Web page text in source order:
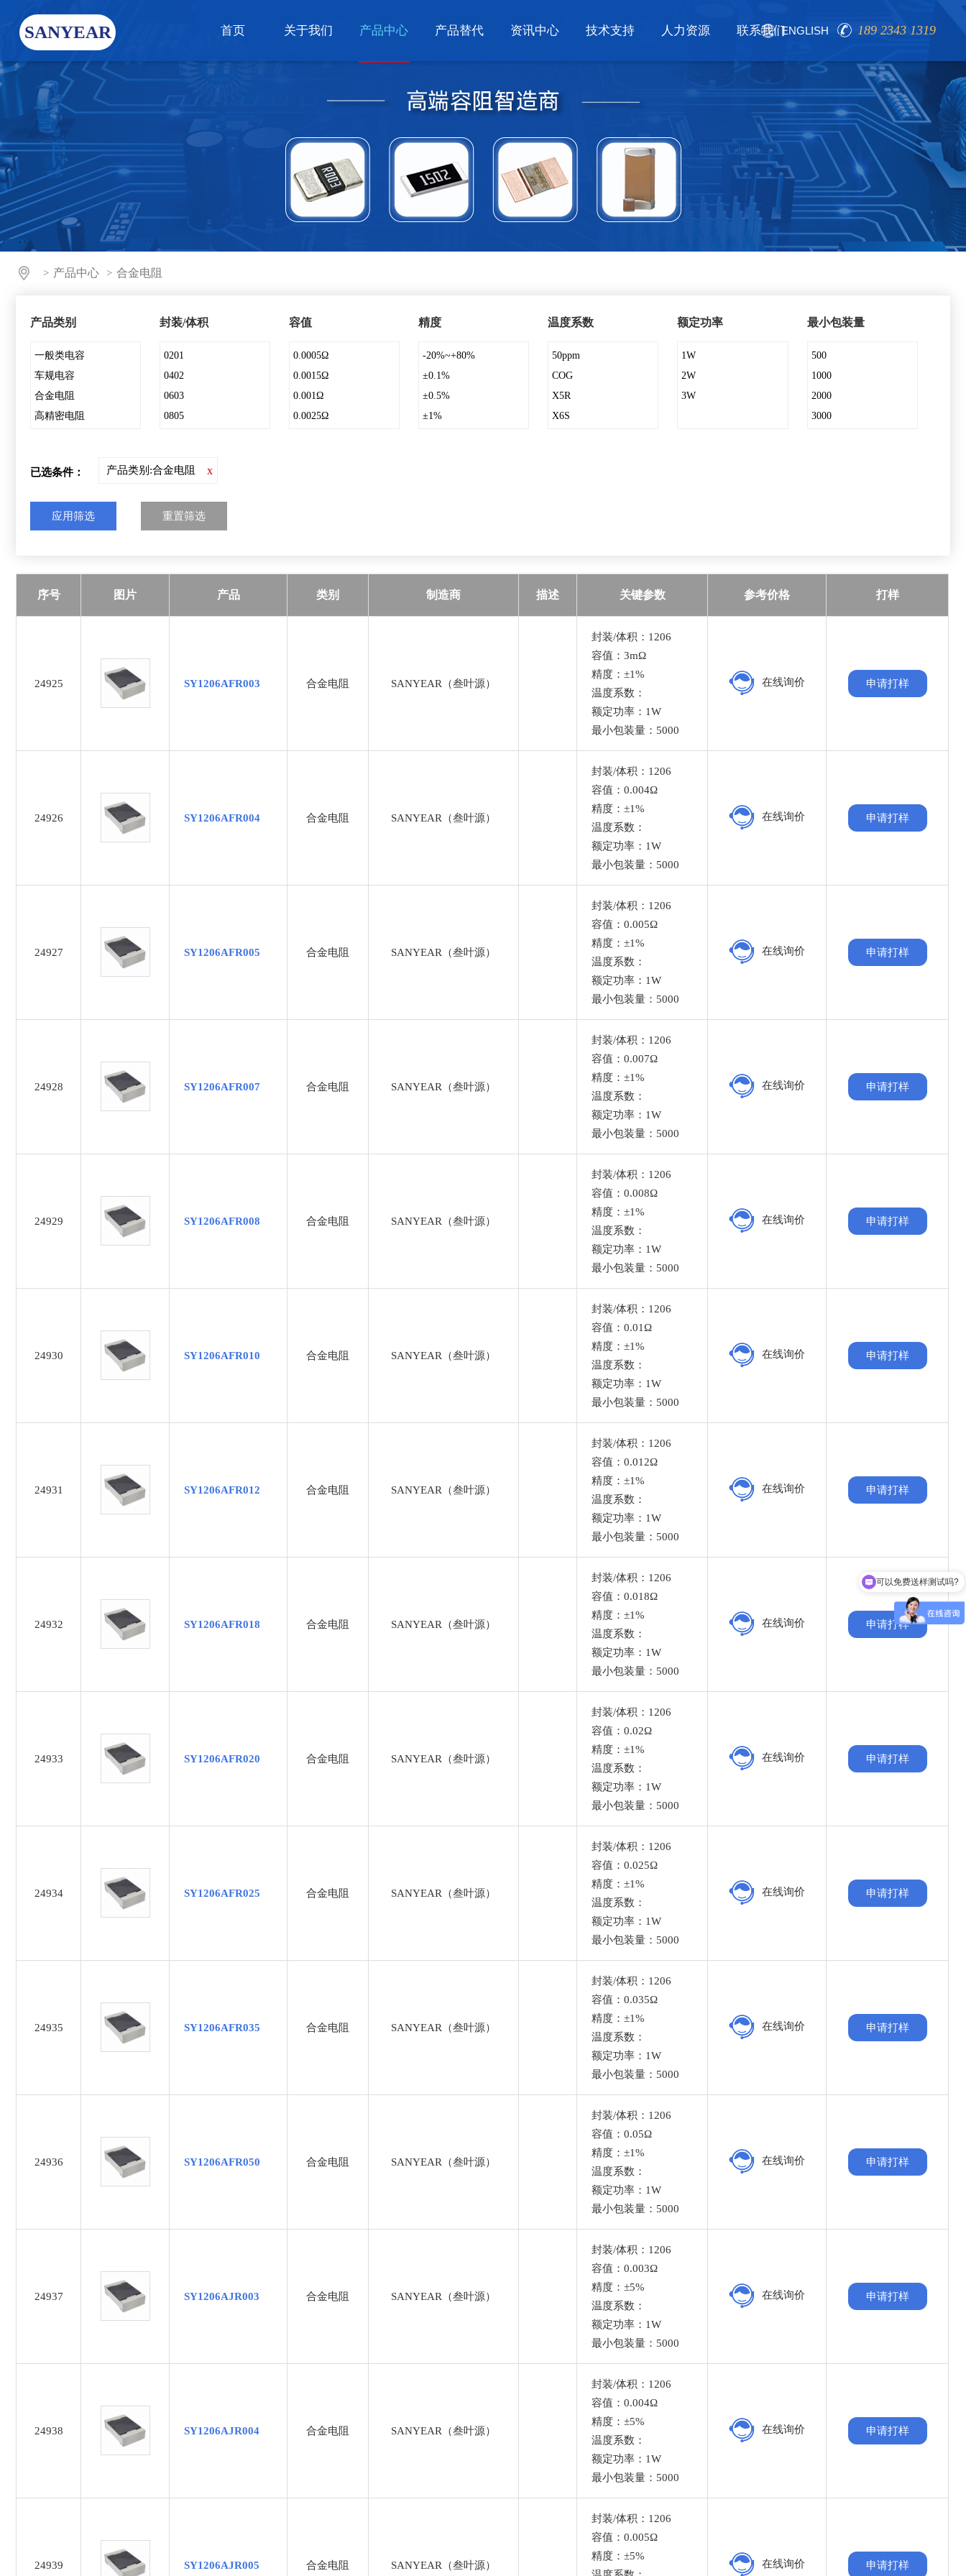
SANYEAR 首页 关于我们 产品中心 产品替代 资讯中心 技术支持 人力资源 联系我们ENGLISH 189 2343 1319
> 产品中心 > 合金电阻
产品类别
一般类电容
车规电容
合金电阻
高精密电阻
封装/体积
0201
0402
0603
0805
1812
2512
容值
0.0005Ω
0.0015Ω
0.001Ω
0.0025Ω
0.007Ω
0.008Ω
0.009Ω
0.015Ω
0.033Ω
0.04Ω
0.065Ω
0.082Ω
0.200Ω
0.5mΩ
0mΩ
100nF
12KΩ
1uF
20KΩ
33KΩ
470nF
4mΩ
精度
-20%~+80%
±0.1%
±0.5%
±1%
温度系数
50ppm
COG
X5R
X6S
额定功率
1W
2W
3W
最小包装量
500
1000
2000
3000
已选条件： 产品类别:合金电阻 x
应用筛选 重置筛选
序号 图片 产品 类别 制造商 描述 关键参数 参考价格 打样
24925 SY1206AFR003 合金电阻 SANYEAR（叁叶源）
封装/体积：1206
容值：3mΩ
精度：±1%
温度系数：
额定功率：1W
最小包装量：5000
在线询价 申请打样
24926 SY1206AFR004 合金电阻 SANYEAR（叁叶源）
封装/体积：1206
容值：0.004Ω
精度：±1%
温度系数：
额定功率：1W
最小包装量：5000
在线询价 申请打样
24927 SY1206AFR005 合金电阻 SANYEAR（叁叶源）
封装/体积：1206
容值：0.005Ω
精度：±1%
温度系数：
额定功率：1W
最小包装量：5000
在线询价 申请打样
24928 SY1206AFR007 合金电阻 SANYEAR（叁叶源）
封装/体积：1206
容值：0.007Ω
精度：±1%
温度系数：
额定功率：1W
最小包装量：5000
在线询价 申请打样
24929 SY1206AFR008 合金电阻 SANYEAR（叁叶源）
封装/体积：1206
容值：0.008Ω
精度：±1%
温度系数：
额定功率：1W
最小包装量：5000
在线询价 申请打样
24930 SY1206AFR010 合金电阻 SANYEAR（叁叶源）
封装/体积：1206
容值：0.01Ω
精度：±1%
温度系数：
额定功率：1W
最小包装量：5000
在线询价 申请打样
24931 SY1206AFR012 合金电阻 SANYEAR（叁叶源）
封装/体积：1206
容值：0.012Ω
精度：±1%
温度系数：
额定功率：1W
最小包装量：5000
在线询价 申请打样
24932 SY1206AFR018 合金电阻 SANYEAR（叁叶源）
封装/体积：1206
容值：0.018Ω
精度：±1%
温度系数：
额定功率：1W
最小包装量：5000
在线询价 申请打样
24933 SY1206AFR020 合金电阻 SANYEAR（叁叶源）
封装/体积：1206
容值：0.02Ω
精度：±1%
温度系数：
额定功率：1W
最小包装量：5000
在线询价 申请打样
24934 SY1206AFR025 合金电阻 SANYEAR（叁叶源）
封装/体积：1206
容值：0.025Ω
精度：±1%
温度系数：
额定功率：1W
最小包装量：5000
在线询价 申请打样
24935 SY1206AFR035 合金电阻 SANYEAR（叁叶源）
封装/体积：1206
容值：0.035Ω
精度：±1%
温度系数：
额定功率：1W
最小包装量：5000
在线询价 申请打样
24936 SY1206AFR050 合金电阻 SANYEAR（叁叶源）
封装/体积：1206
容值：0.05Ω
精度：±1%
温度系数：
额定功率：1W
最小包装量：5000
在线询价 申请打样
24937 SY1206AJR003 合金电阻 SANYEAR（叁叶源）
封装/体积：1206
容值：0.003Ω
精度：±5%
温度系数：
额定功率：1W
最小包装量：5000
在线询价 申请打样
24938 SY1206AJR004 合金电阻 SANYEAR（叁叶源）
封装/体积：1206
容值：0.004Ω
精度：±5%
温度系数：
额定功率：1W
最小包装量：5000
在线询价 申请打样
24939 SY1206AJR005 合金电阻 SANYEAR（叁叶源）
封装/体积：1206
容值：0.005Ω
精度：±5%
在线询价 申请打样
可以完全代替进口品牌吗？